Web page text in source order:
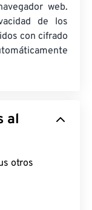
web.
de los
con cifrado
al
otros